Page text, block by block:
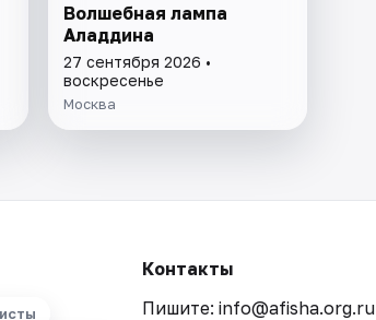
Волшебная лампа
Аладдина
27 сентября 2026 •
воскресенье
Москва
Контакты
Пишите: info@afisha.org.ru